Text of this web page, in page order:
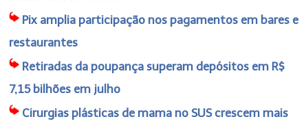
Pix amplia participação nos pagamentos em bares e
restaurantes
Retiradas da poupança superam depósitos em R$
7,15 bilhões em julho
Cirurgias plásticas de mama no SUS crescem mais